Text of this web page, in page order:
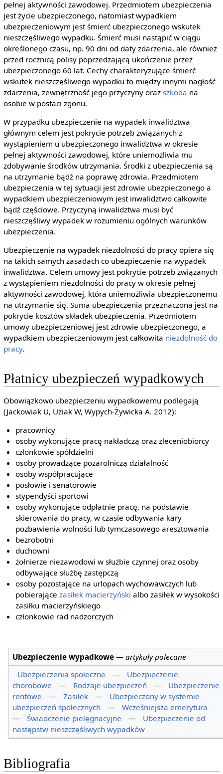
pełnej aktywności zawodowej. Przedmiotem ubezpieczenia
jest życie ubezpieczonego, natomiast wypadkiem
ubezpieczeniowym jest śmierć ubezpieczonego wskutek
nieszczęśliwego wypadku. Śmierć musi nastąpić w ciągu
określonego czasu, np. 90 dni od daty zdarzenia, ale również
przed rocznicą polisy poprzedzającą ukończenie przez
ubezpieczonego 60 lat. Cechy charakteryzujące śmierć
wskutek nieszczęśliwego wypadku to między innymi nagłość
zdarzenia, zewnętrzność jego przyczyny oraz szkoda na
osobie w postaci zgonu.
W przypadku ubezpieczenie na wypadek inwalidztwa
głównym celem jest pokrycie potrzeb związanych z
wystąpieniem u ubezpieczonego inwalidztwa w okresie
pełnej aktywności zawodowej, które uniemożliwia mu
zdobywanie środków utrzymania. Środki z ubezpieczenia są
na utrzymanie bądź na poprawę zdrowia. Przedmiotem
ubezpieczenia w tej sytuacji jest zdrowie ubezpieczonego a
wypadkiem ubezpieczeniowym jest inwalidztwo całkowite
bądź częściowe. Przyczyną inwalidztwa musi być
nieszczęśliwy wypadek w rozumieniu ogólnych warunków
ubezpieczenia.
Ubezpieczenie na wypadek niezdolności do pracy opiera się
na takich samych zasadach co ubezpieczenie na wypadek
inwalidztwa. Celem umowy jest pokrycie potrzeb związanych
z wystąpieniem niezdolności do pracy w okresie pełnej
aktywności zawodowej, która uniemożliwia ubezpieczonemu
na utrzymanie się. Suma ubezpieczenia przeznaczona jest na
pokrycie kosztów składek ubezpieczenia. Przedmiotem
umowy ubezpieczeniowej jest zdrowie ubezpieczonego, a
wypadkiem ubezpieczeniowym jest całkowita niezdolność do
pracy.
Płatnicy ubezpieczeń wypadkowych
Obowiązkowo ubezpieczeniu wypadkowemu podlegają
(Jackowiak U, Uziak W, Wypych-Żywicka A. 2012):
pracownicy
osoby wykonujące pracę nakładczą oraz zleceniobiorcy
członkowie spółdzielni
osoby prowadzące pozarolniczą działalność
osoby współpracujące
posłowie i senatorowie
stypendyści sportowi
osoby wykonujące odpłatnie pracę, na podstawie
skierowania do pracy, w czasie odbywania kary
pozbawienia wolności lub tymczasowego aresztowania
bezrobotni
duchowni
żołnierze niezawodowi w służbie czynnej oraz osoby
odbywające służbę zastępczą
osoby pozostające na urlopach wychowawczych lub
pobierającezasiłek macierzyński albo zasiłek w wysokości
zasiłku macierzyńskiego
członkowie rad nadzorczych
Ubezpieczenie wypadkowe —artykuły polecane
Ubezpieczenia społeczne
—
Ubezpieczenie
chorobowe
— Rodzaje ubezpieczeń —
Ubezpieczenie
rentowe
— Zasiłek —
Ubezpieczony w systemie
ubezpieczeń społecznych
—
Wcześniejsza emerytura
—
Świadczenie pielęgnacyjne —
Ubezpieczenie od
następstw nieszczęśliwych wypadków
Bibliografia